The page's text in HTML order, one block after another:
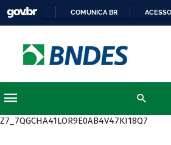
COMUNICA BR
Z7_7QGCHA41LOR9E0AB4V47KI18Q7